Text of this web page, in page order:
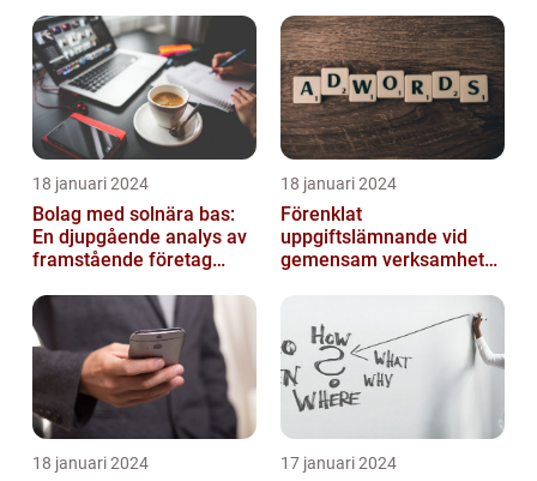
18 januari 2024
Bolag med solnära bas:
En djupgående analys av
framstående företag
18 januari 2024
Förenklat
uppgiftslämnande vid
gemensam verksamhet
18 januari 2024 17 januari 2024